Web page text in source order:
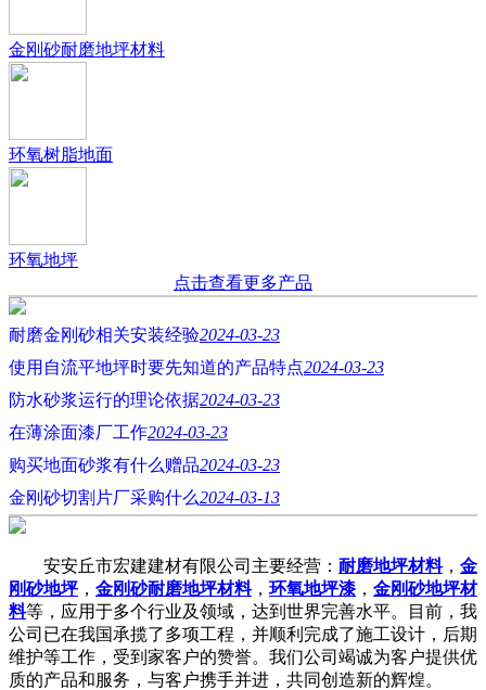
金刚砂耐磨地坪材料
环氧树脂地面
环氧地坪
点击查看更多产品
耐磨金刚砂相关安装经验2024-03-23
使用自流平地坪时要先知道的产品特点2024-03-23
防水砂浆运行的理论依据2024-03-23
在薄涂面漆厂工作2024-03-23
购买地面砂浆有什么赠品2024-03-23
金刚砂切割片厂采购什么2024-03-13
安安丘市宏建建材有限公司主要经营： 耐磨地坪材料， 金
刚砂地坪， 金刚砂耐磨地坪材料， 环氧地坪漆 ， 金刚砂地坪材
料等，应用于多个行业及领域，达到世界完善水平。目前，我
公司已在我国承揽了多项工程，并顺利完成了施工设计，后期
维护等工作，受到家客户的赞誉。我们公司竭诚为客户提供优
质的产品和服务，与客户携手并进，共同创造新的辉煌。